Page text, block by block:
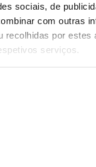
sociais, de
com outras
recolhidas por estes
serviços.
sobre este